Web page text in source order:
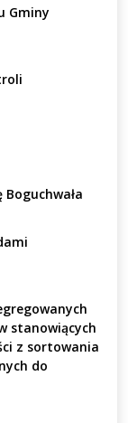
Gminy
stanowiących
z sortowania
do